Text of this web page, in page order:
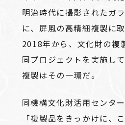
明治時代に撮影されたガ
に、屏風の高精細複製に
2018年から、文化財の複
同プロジェクトを実施し
複製はその一環だ。
同機構文化財活用センタ
「複製品をきっかけに、